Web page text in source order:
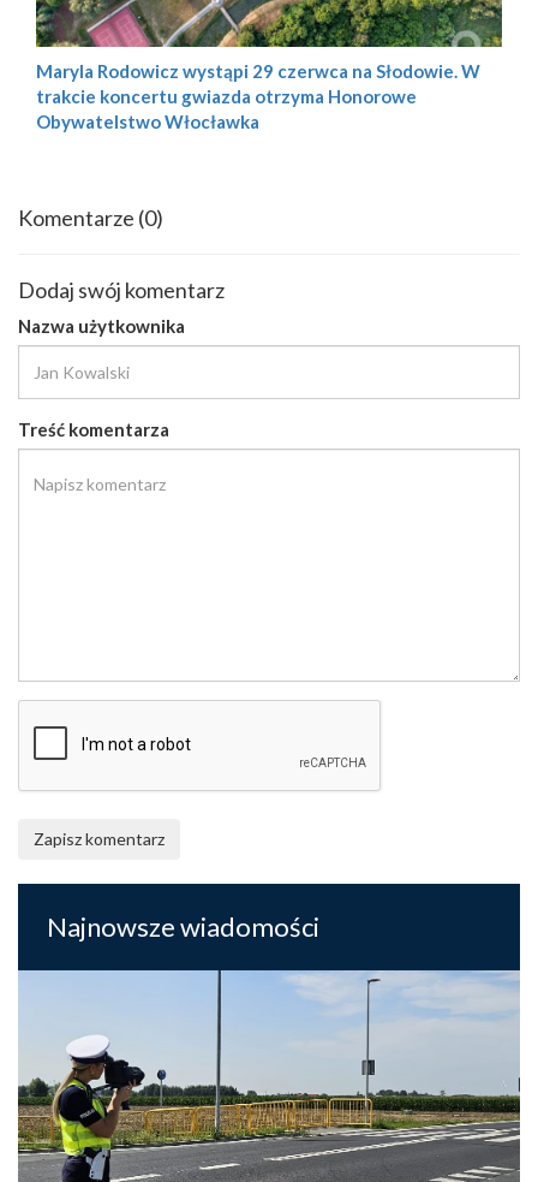
Maryla Rodowicz wystąpi 29 czerwca na Słodowie. W
trakcie koncertu gwiazda otrzyma Honorowe
Obywatelstwo Włocławka
Komentarze (0)
Dodaj swój komentarz
Nazwa użytkownika
Treść komentarza
Zapisz komentarz
Najnowsze wiadomości